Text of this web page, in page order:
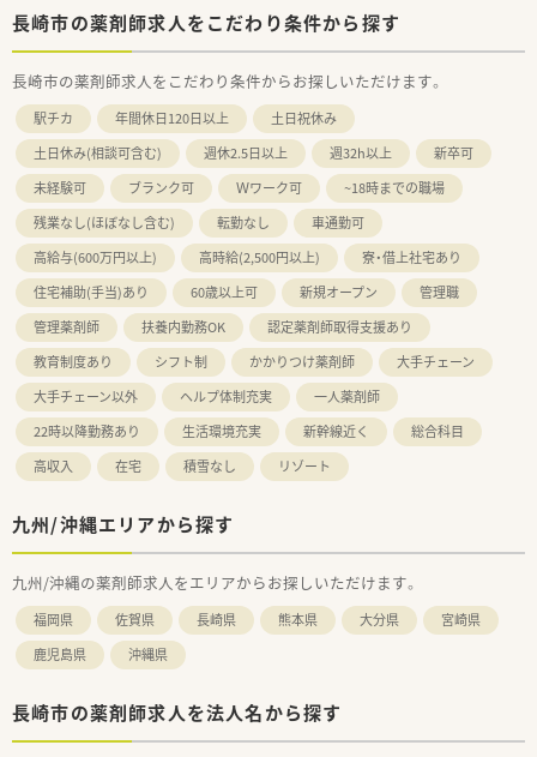
長崎市の薬剤師求人をこだわり条件から探す
長崎市の薬剤師求人をこだわり条件からお探しいただけます。
駅チカ 年間休日120日以上
土日祝休み
土日休み(相談可含む)
週休2.5日以上 週32h以上
新卒可
未経験可
ブランク可 Ｗワーク可
~18時までの職場
残業なし(ほぼなし含む)
転勤なし
車通勤可
高給与(600万円以上)
高時給(2,500円以上)
寮・借上社宅あり
住宅補助(手当)あり
60歳以上可 新規オープン
管理職
管理薬剤師
扶養内勤務OK
認定薬剤師取得支援あり
教育制度あり
シフト制 かかりつけ薬剤師
大手チェーン
大手チェーン以外
ヘルプ体制充実
一人薬剤師
22時以降勤務あり
生活環境充実 新幹線近く
総合科目
高収入
在宅 積雪なし リゾート
九州/沖縄エリアから探す
九州/沖縄の薬剤師求人をエリアからお探しいただけます。
福岡県 佐賀県 長崎県 熊本県 大分県
宮崎県
鹿児島県
沖縄県
長崎市の薬剤師求人を法人名から探す